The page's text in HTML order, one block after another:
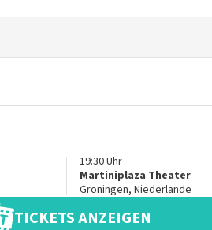
19:30Uhr
Martiniplaza Theater
Groningen, Niederlande
TICKETS ANZEIGEN